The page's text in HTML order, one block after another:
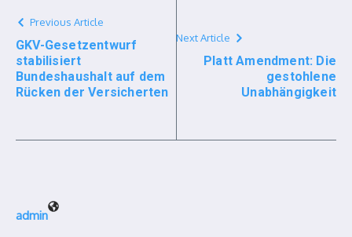
Previous Article
GKV-Gesetzentwurf
stabilisiert
Bundeshaushalt auf dem
Rücken der Versicherten
Next Article
Platt Amendment: Die
gestohlene
Unabhängigkeit
admin